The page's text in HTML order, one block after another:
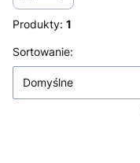
Produkty: 1
Lista produktów
Sortowanie:
Domyślne